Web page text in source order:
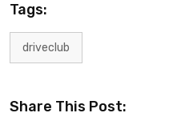
Tags:
driveclub
Share This Post: